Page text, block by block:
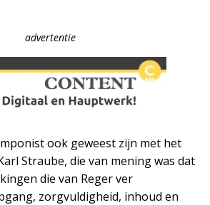
advertentie
ook geweest zijn met het
Straube, die van mening was dat
die van Reger ver
zorgvuldigheid, inhoud en